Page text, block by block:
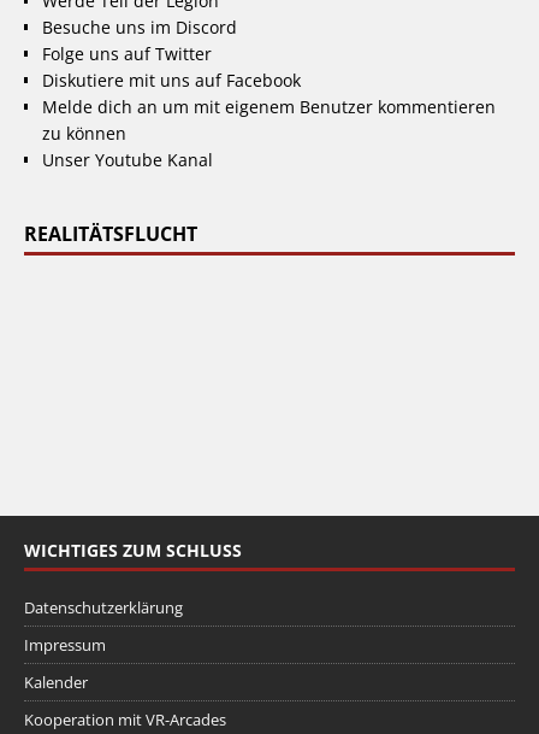
Besuche uns im Discord
Folge uns auf Twitter
Diskutiere mit uns auf Facebook
Melde dich an um mit eigenem Benutzer kommentieren
zu können
Unser Youtube Kanal
REALITÄTSFLUCHT
WICHTIGES ZUM SCHLUSS
Datenschutzerklärung
Impressum
Kalender
Kooperation mit VR-Arcades